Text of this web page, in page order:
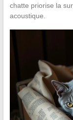
chatte priorise la
acoustique.